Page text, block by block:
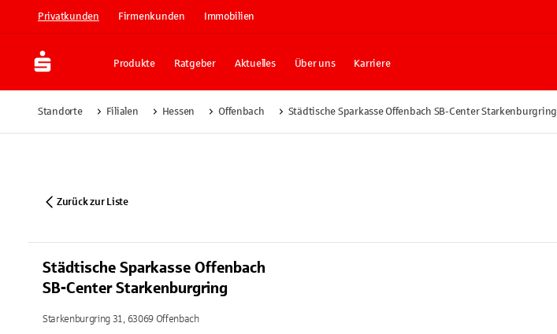
Privatkunden Firmenkunden Immobilien
Produkte Ratgeber Aktuelles Über uns Karriere
Standorte Filialen Hessen Offenbach Städtische Sparkasse Offenbach SB-Center Starkenburgring
Zurück zur Liste
Städtische Sparkasse Offenbach
SB-Center Starkenburgring
Starkenburgring 31, 63069 Offenbach